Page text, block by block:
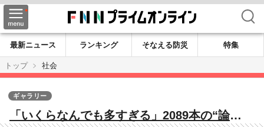
検索
最新ニュース ランキング そなえる防災
特集
トップ
社会
「いくらなんでも多すぎる」2089本の“論
ギャラリー